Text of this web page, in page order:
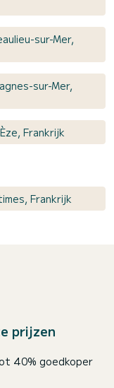
sur-Mer,
sur-Mer,
Frankrijk
Frankrijk
prijzen
40% goedkoper